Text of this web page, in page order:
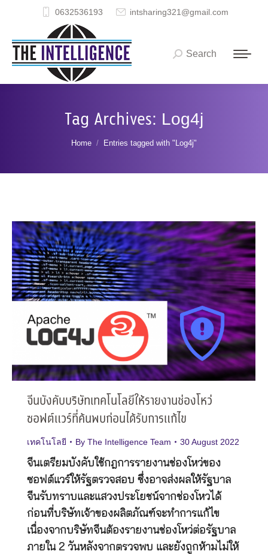
0632536193 intsharing321@gmail.com
Search:
Search
Tag Archives: Log4j
You are here:
Home Entries tagged with "Log4j"
จีนบังคับบริษัทเทคโนโลยีให้รายงานช่องโหว่
ซอฟต์แวร์ที่ค้นพบก่อนได้รับการแก้ไข
เทคโนโลยี By The Intelligence Team 30 August 2022
จีนเตรียมบังคับใช้กฎการรายงานช่องโหว่ของ
ซอฟต์แวร์ให้รัฐตรวจสอบ ซึ่งอาจส่งผลให้รัฐบาล
จีนรับทราบและแสวงประโยชน์จากช่องโหวได้
ก่อนที่บริษัทเจ้าของผลิตภัณฑ์จะทำการแก้ไข
เนื่องจากบริษัทจีนต้องรายงานช่องโหว่ต่อรัฐบาล
ภายใน 2 วันหลังจากตรวจพบ และยังถูกห้ามไม่ให้